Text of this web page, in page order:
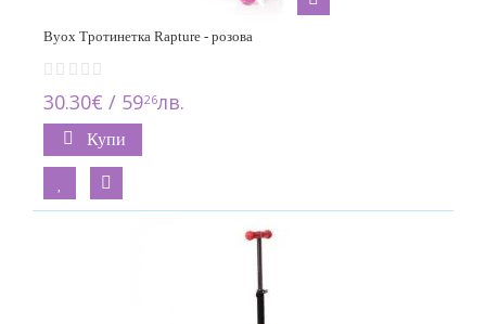
Byox Тротинетка Rapture - розoва
30.30€ / 5926лв.
Купи